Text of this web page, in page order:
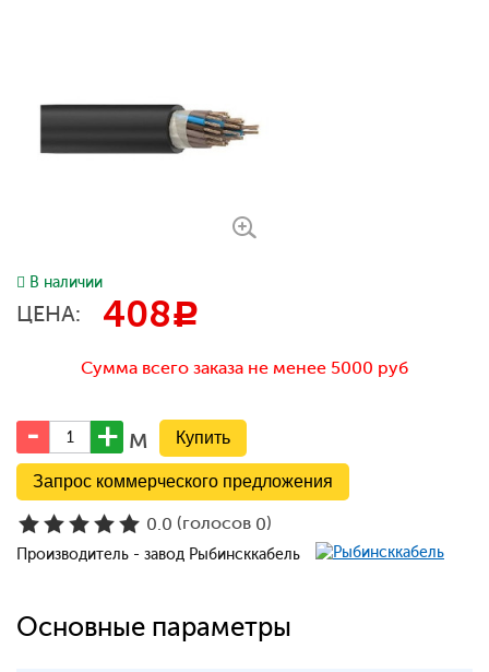
В наличии
ЦЕНА: 408c
Сумма всего заказа не менее 5000 руб
м
Запрос коммерческого предложения
0.0 (голосов 0)
Производитель - завод Рыбинсккабель
Основные параметры